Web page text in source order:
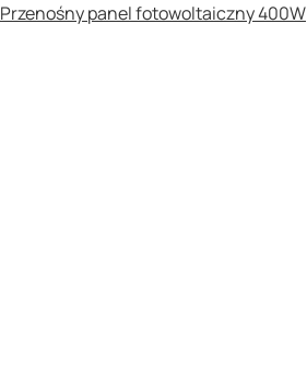
Przenośny panel fotowoltaiczny 400W